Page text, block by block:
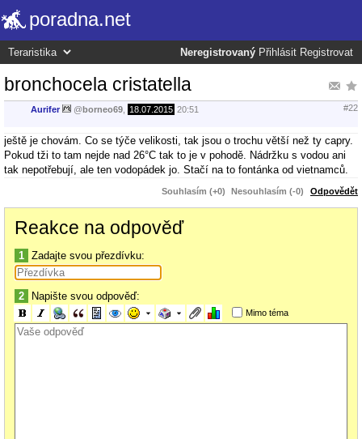
poradna.net
Neregistrovaný Přihlásit Registrovat
bronchocela cristatella
Aurifer @borneo69 18.07.2015 20:51 #22
ještě je chovám. Co se týče velikosti, tak jsou o trochu větší než ty capry.
Pokud tži to tam nejde nad 26°C tak to je v pohodě. Nádržku s vodou ani
tak nepotřebují, ale ten vodopádek jo. Stačí na to fontánka od vietnamců.
Souhlasím (+0) Nesouhlasím (-0) Odpovědět
Reakce na odpověď
1 Zadajte svou přezdívku:
2 Napište svou odpověď:
Mimo téma